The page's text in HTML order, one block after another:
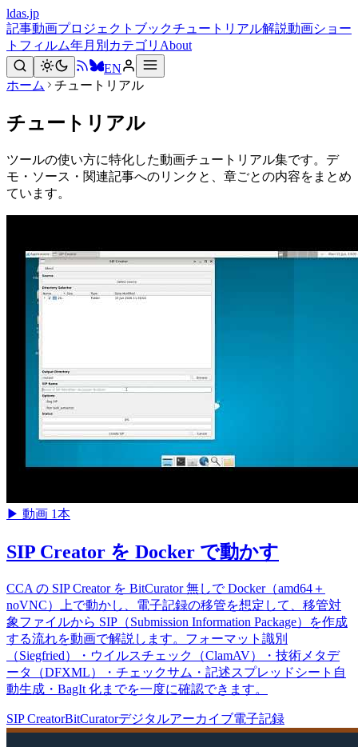
ldas.jp
記事動画プロジェクト ブックチュートリアル解説動画ショー
トフィルム年月別 カテゴリ About
EN
ホーム
チュートリアル
チュートリアル
ツールの使い方に特化した動画チュートリアル集です。デ
モ・ソース・関連記事へのリンクと、章ごとの内容をまとめ
ています。
▶ 動画 1本
SIP Creator を Docker で動かす
CCA の SIP Creator を BitCurator 無しで Docker（amd64＋
noVNC）上で動かし、電子記録の移管を想定して、移管対
象ファイルから SIP（Submission Information Package）を作成
する流れを動画で解説します。フォーマット識別
（Siegfried）・ウイルスチェック（ClamAV）・技術メタデ
ータ（DFXML）・チェックサム・記述スプレッドシート自
動生成・BagIt 化までを一度に確認できます。
SIP CreatorBitCuratorデジタルアーカイブ電子記録